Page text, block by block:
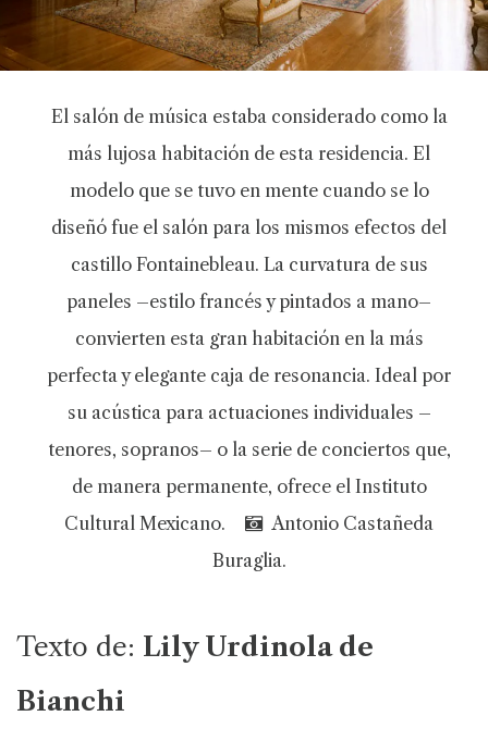
El salón de música estaba considerado como la
más lujosa habitación de esta residencia. El
modelo que se tuvo en mente cuando se lo
diseñó fue el salón para los mismos efectos del
castillo Fontainebleau. La curvatura de sus
paneles –estilo francés y pintados a mano–
convierten esta gran habitación en la más
perfecta y elegante caja de resonancia. Ideal por
su acústica para actuaciones individuales –
tenores, sopranos– o la serie de conciertos que,
de manera permanente, ofrece el Instituto
Cultural Mexicano.
Antonio Castañeda
Buraglia.
Texto de: Lily Urdinola de
Bianchi